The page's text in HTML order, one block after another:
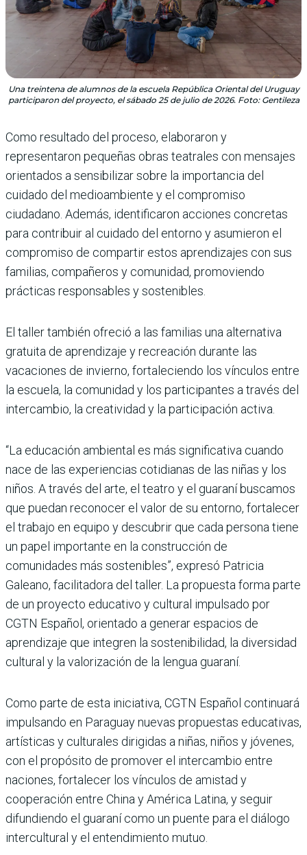
Una treintena de alumnos de la escuela República Oriental del Uruguay
participaron del proyecto, el sábado 25 de julio de 2026. Foto: Gentileza
Como resultado del proceso, elaboraron y
representaron pequeñas obras teatrales con mensajes
orientados a sensibilizar sobre la importancia del
cuidado del medioambiente y el compromiso
ciudadano. Además, identificaron acciones concretas
para contribuir al cuidado del entorno y asumieron el
compromiso de compartir estos aprendizajes con sus
familias, compañeros y comunidad, promoviendo
prácticas responsables y sostenibles.
El taller también ofreció a las familias una alternativa
gratuita de aprendizaje y recreación durante las
vacaciones de invierno, fortaleciendo los vínculos entre
la escuela, la comunidad y los participantes a través del
intercambio, la creatividad y la participación activa.
“La educación ambiental es más significativa cuando
nace de las experiencias cotidianas de las niñas y los
niños. A través del arte, el teatro y el guaraní buscamos
que puedan reconocer el valor de su entorno, fortalecer
el trabajo en equipo y descubrir que cada persona tiene
un papel importante en la construcción de
comunidades más sostenibles”, expresó Patricia
Galeano, facilitadora del taller. La propuesta forma parte
de un proyecto educativo y cultural impulsado por
CGTN Español, orientado a generar espacios de
aprendizaje que integren la sostenibilidad, la diversidad
cultural y la valorización de la lengua guaraní.
Como parte de esta iniciativa, CGTN Español continuará
impulsando en Paraguay nuevas propuestas educativas,
artísticas y culturales dirigidas a niñas, niños y jóvenes,
con el propósito de promover el intercambio entre
naciones, fortalecer los vínculos de amistad y
cooperación entre China y América Latina, y seguir
difundiendo el guaraní como un puente para el diálogo
intercultural y el entendimiento mutuo.